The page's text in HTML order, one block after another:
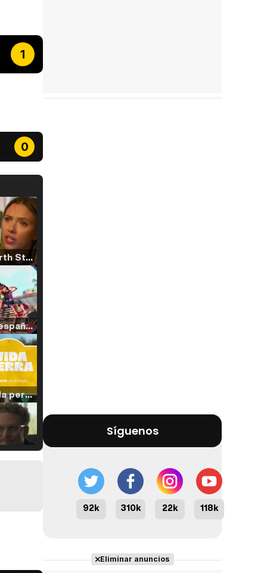
1
0
Tráiler 'North Star' (2023)
Tráiler en español de 'La isla olvidada'
Tráiler 'Vida perra' (2026)
Síguenos
92k 310k 22k 118k
Eliminar anuncios